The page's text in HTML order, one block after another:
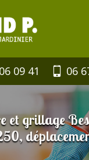
09 41 06
et grillage